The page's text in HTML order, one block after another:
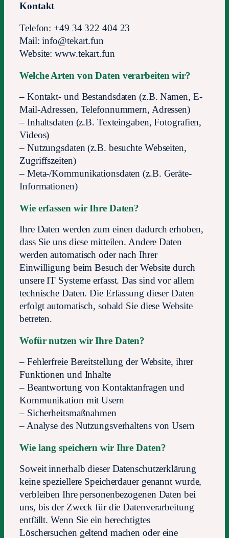
Kontakt
Telefon: +49 34 322 404 23
Mail: info@tekart.fun
Website: www.tekart.fun
Welche Arten von Daten verarbeiten wir?
– Kontakt- und Bestandsdaten (z.B. Namen, E-
Mail-Adressen, Telefonnummern, Adressen)
– Inhaltsdaten (z.B. Texteingaben, Fotografien,
Videos)
– Nutzungsdaten (z.B. besuchte Webseiten,
Zugriffszeiten)
– Meta-/Kommunikationsdaten (z.B. Geräte-
Informationen)
Wie erfassen wir Ihre Daten?
Ihre Daten werden zum einen dadurch erhoben,
dass Sie uns diese mitteilen. Andere Daten
werden automatisch oder nach Ihrer
Einwilligung beim Besuch der Website durch
unsere IT Systeme erfasst. Das sind vor allem
technische Daten. Die Erfassung dieser Daten
erfolgt automatisch, sobald Sie diese Website
betreten.
Wofür nutzen wir Ihre Daten?
– Fehlerfreie Bereitstellung der Website, ihrer
Funktionen und Inhalte
– Beantwortung von Kontaktanfragen und
Kommunikation mit Usern
– Sicherheitsmaßnahmen
– Analyse des Nutzungsverhaltens von Usern
Wie lang speichern wir Ihre Daten?
Soweit innerhalb dieser Datenschutzerklärung
keine speziellere Speicherdauer genannt wurde,
verbleiben Ihre personenbezogenen Daten bei
uns, bis der Zweck für die Datenverarbeitung
entfällt. Wenn Sie ein berechtigtes
Löschersuchen geltend machen oder eine